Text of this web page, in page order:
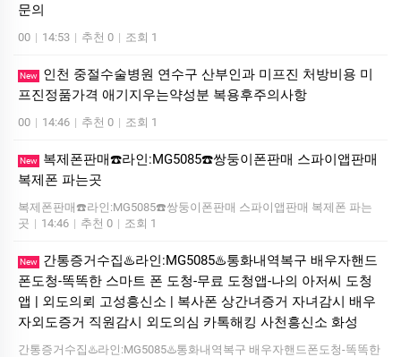
문의
00 | 14:53 | 추천 0 | 조회 1
New
인천 중절수술병원 연수구 산부인과 미프진 처방비용 미
프진정품가격 애기지우는약성분 복용후주의사항
00 | 14:46 | 추천 0 | 조회 1
New
복제폰판매☎️라인:MG5085☎️쌍둥이폰판매 스파이앱판매
복제폰 파는곳
복제폰판매☎️라인:MG5085☎️쌍둥이폰판매 스파이앱판매 복제폰 파는
곳 | 14:46 | 추천 0 | 조회 1
New
간통증거수집♨️라인:MG5085♨️통화내역복구 배우자핸드
폰도청-똑똑한 스마트 폰 도청-무료 도청앱-나의 아저씨 도청
앱 | 외도의뢰 고성흥신소 | 복사폰 상간녀증거 자녀감시 배우
자외도증거 직원감시 외도의심 카톡해킹 사천흥신소 화성
간통증거수집♨️라인:MG5085♨️통화내역복구 배우자핸드폰도청-똑똑한